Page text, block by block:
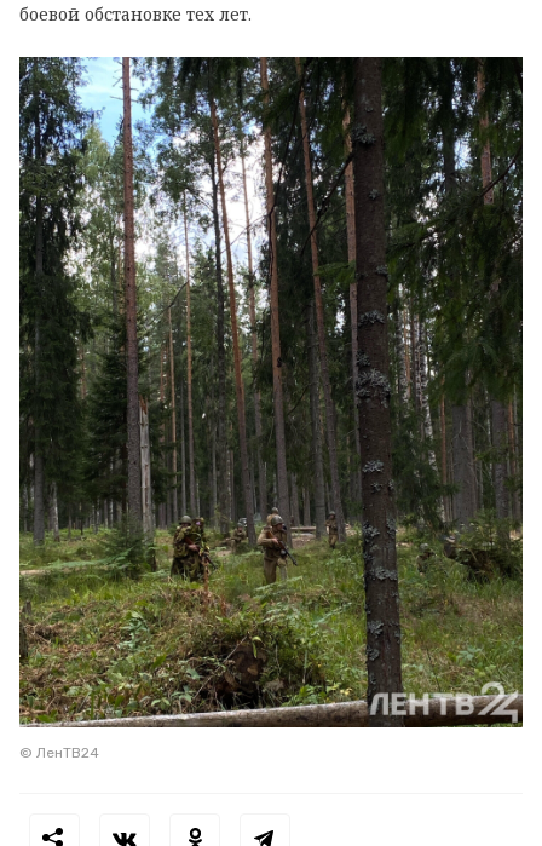
боевой обстановке тех лет.
© ЛенТВ24